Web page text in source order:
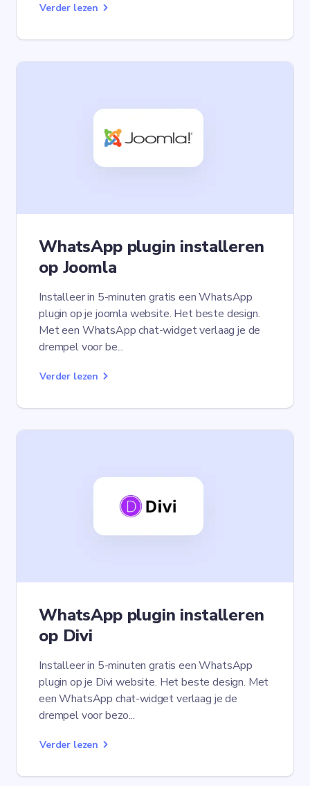
Verder lezen
WhatsApp plugin installeren
op Joomla
Installeer in 5-minuten gratis een WhatsApp
plugin op je joomla website. Het beste design.
Met een WhatsApp chat-widget verlaag je de
drempel voor be...
Verder lezen
WhatsApp plugin installeren
op Divi
Installeer in 5-minuten gratis een WhatsApp
plugin op je Divi website. Het beste design. Met
een WhatsApp chat-widget verlaag je de
drempel voor bezo...
Verder lezen